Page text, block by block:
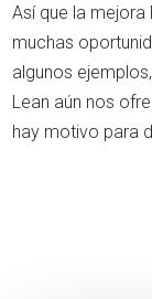
Así que la mejora
muchas
algunos
Lean aún nos
hay motivo para